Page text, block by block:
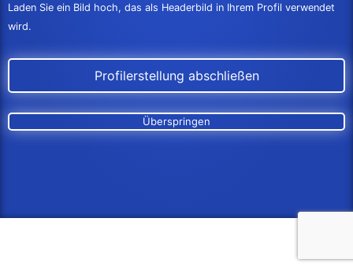
Laden Sie ein Bild hoch, das als Headerbild in Ihrem Profil verwendet
wird.
Profilerstellung abschließen
Überspringen